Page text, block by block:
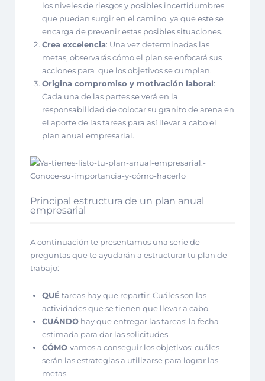
los niveles de riesgos y posibles incertidumbres
que puedan surgir en el camino, ya que este se
encarga de prevenir estas posibles situaciones.
Crea excelencia: Una vez determinadas las
metas, observarás cómo el plan se enfocará sus
acciones para que los objetivos se cumplan.
Origina compromiso y motivación laboral:
Cada una de las partes se verá en la
responsabilidad de colocar su granito de arena en
el aporte de las tareas para así llevar a cabo el
plan anual empresarial.
Principal estructura de un plan anual
empresarial
A continuación te presentamos una serie de
preguntas que te ayudarán a estructurar tu plan de
trabajo:
QUÉ tareas hay que repartir: Cuáles son las
actividades que se tienen que llevar a cabo.
CUÁNDO hay que entregar las tareas: la fecha
estimada para dar las solicitudes
CÓMO vamos a conseguir los objetivos: cuáles
serán las estrategias a utilizarse para lograr las
metas.